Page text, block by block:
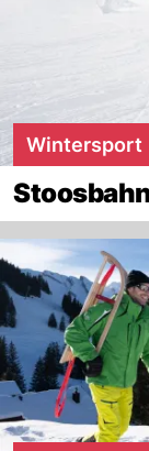
Wintersport